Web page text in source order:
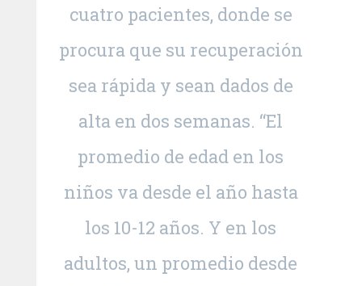
cuatro pacientes, donde se
procura que su recuperación
sea rápida y sean dados de
alta en dos semanas. “El
promedio de edad en los
niños va desde el año hasta
los 10-12 años. Y en los
adultos, un promedio desde